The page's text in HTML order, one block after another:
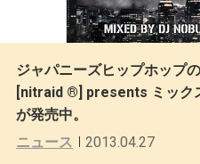
ジャパニーズヒップホップ
[nitraid ®] presents ミック
が発売中。
ニュース
2013.04.27